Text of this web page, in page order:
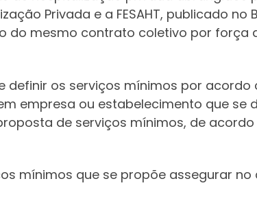
Privada e a FESAHT, publicado no
do mesmo contrato coletivo por força
definir os serviços mínimos por
empresa ou estabelecimento que se
de serviços mínimos, de acordo
mínimos que se propõe assegurar no